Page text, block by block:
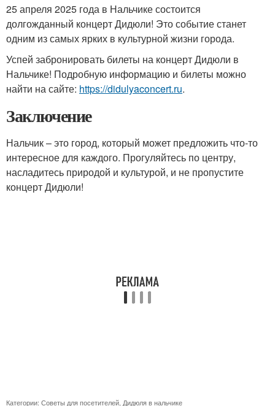
25 апреля 2025 года в Нальчике состоится
долгожданный концерт Дидюли! Это событие станет
одним из самых ярких в культурной жизни города.
Успей забронировать билеты на концерт Дидюли в
Нальчике! Подробную информацию и билеты можно
найти на сайте: https://didulyaconcert.ru.
Заключение
Нальчик – это город, который может предложить что-то
интересное для каждого. Прогуляйтесь по центру,
насладитесь природой и культурой, и не пропустите
концерт Дидюли!
Категории: Советы для посетителей Дидюля в нальчике